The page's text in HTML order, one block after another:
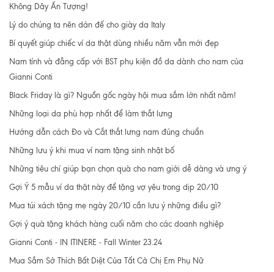
Không Dây Ấn Tượng!
Lý do chúng ta nên dán đế cho giày da Italy
Bí quyết giúp chiếc ví da thật dùng nhiều năm vẫn mới đẹp
Nam tính và đẳng cấp với BST phụ kiện đồ da dành cho nam của
Gianni Conti
Black Friday là gì? Nguồn gốc ngày hội mua sắm lớn nhất năm!
Những loại da phù hợp nhất để làm thắt lưng
Hướng dẫn cách Đo và Cắt thắt lưng nam đúng chuẩn
Những lưu ý khi mua ví nam tặng sinh nhật bố
Những tiêu chí giúp bạn chọn quà cho nam giới dễ dàng và ưng ý
Gợi Ý 5 mẫu ví da thật này để tặng vợ yêu trong dịp 20/10
Mua túi xách tặng mẹ ngày 20/10 cần lưu ý những điều gì?
Gợi ý quà tặng khách hàng cuối năm cho các doanh nghiệp
Gianni Conti - IN ITINERE - Fall Winter 23.24
Mua Sắm Sở Thích Bất Diệt Của Tất Cả Chị Em Phụ Nữ